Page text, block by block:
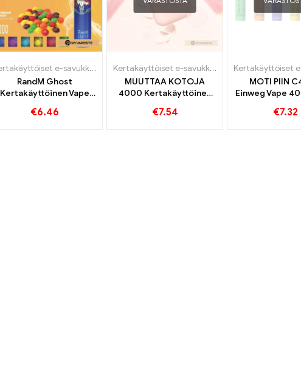
Kertakäyttöiset e-savukkeet
RandM Ghost
Kertakäyttöinen Vape
€6.46
Kertakäyttöiset e-savukkeet
MUUTTAA KOTOJA
4000 Kertakäyttöinen
€7.54
MOTI PIIN
Einweg Vape
€7.32